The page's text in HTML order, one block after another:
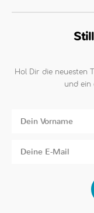
Hol Dir die neuesten
und ein